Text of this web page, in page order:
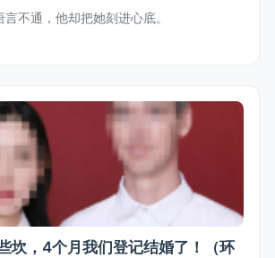
不通，他却把她刻进心底。
坎，4个月我们登记结婚了！（环